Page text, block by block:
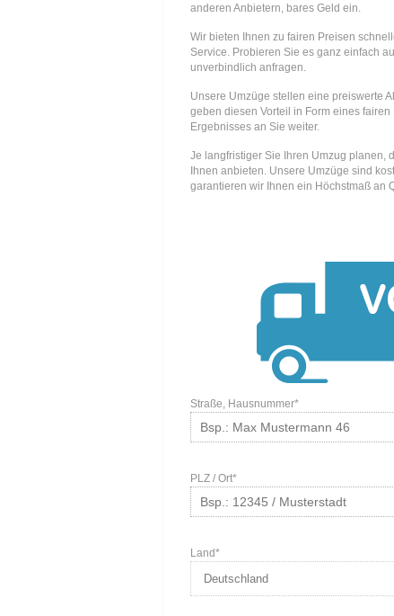
anderen Anbietern, bares Geld ein.
Wir bieten Ihnen zu fairen Preisen
Service. Probieren Sie es ganz einfach
unverbindlich anfragen.
Unsere Umzüge stellen eine preiswerte
geben diesen Vorteil in Form eines
Ergebnisses an Sie weiter.
Je langfristiger Sie Ihren Umzug planen,
Ihnen anbieten. Unsere Umzüge sind
garantieren wir Ihnen ein Höchstmaß an
Straße, Hausnummer*
PLZ / Ort*
Land*